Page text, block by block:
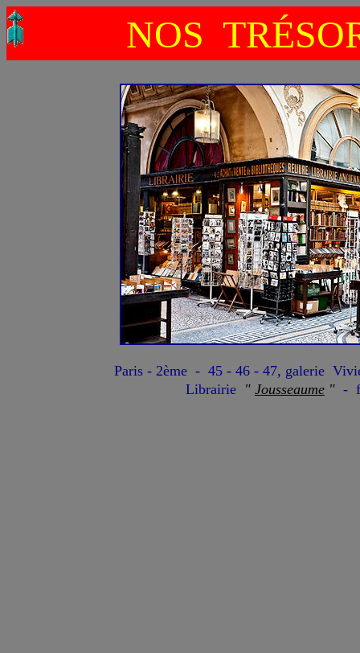
NOS
Paris - 2ème - 45 - 46 - 47, galerie
Librairie " Jousseaume " -